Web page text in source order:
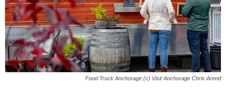
Food Truck Anchorage (c) Visit Anchorage Chris Arend